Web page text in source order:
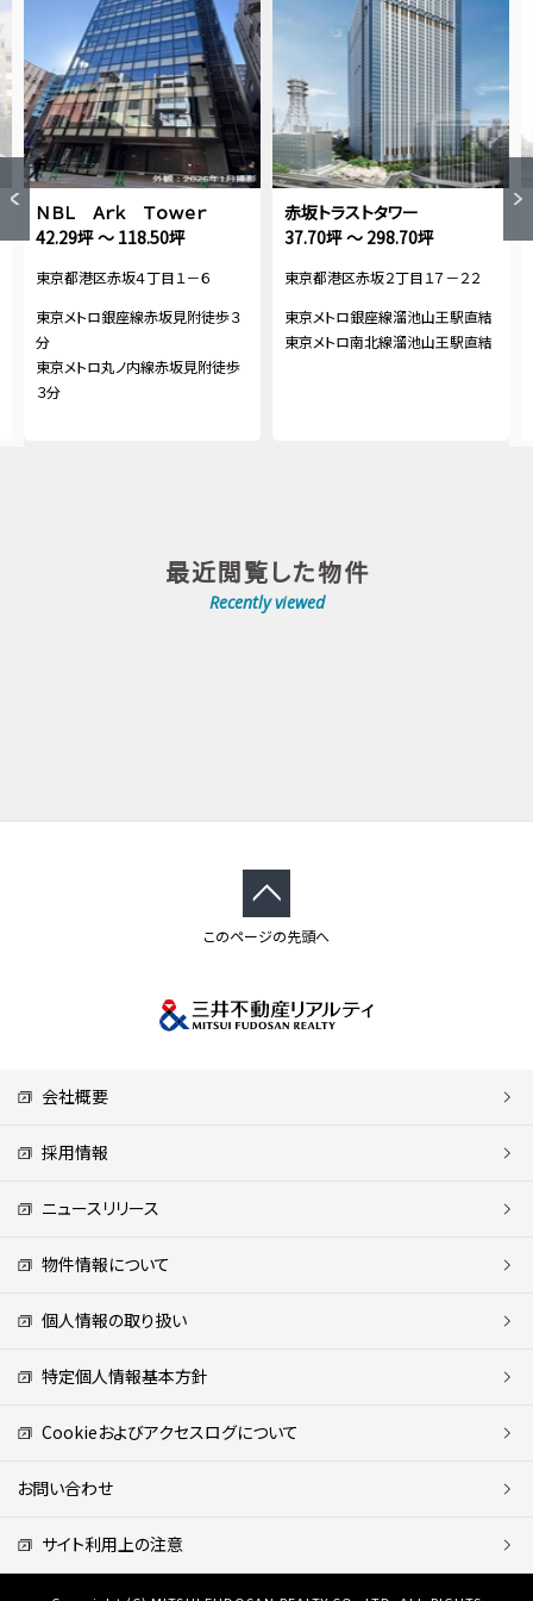
ＮＢＬ Ａｒｋ Ｔｏｗｅｒ
42.29坪 ～ 118.50坪
東京都港区赤坂４丁目１－６
東京メトロ銀座線赤坂見附徒歩３
分
東京メトロ丸ノ内線赤坂見附徒歩
３分
赤坂トラストタワー
37.70坪 ～ 298.70坪
東京都港区赤坂２丁目１７－２２
東京メトロ銀座線溜池山王駅直結
東京メトロ南北線溜池山王駅直結
最近閲覧した物件
Recently viewed
このページの先頭へ
会社概要
採用情報
ニュースリリース
物件情報について
個人情報の取り扱い
特定個人情報基本方針
Cookieおよびアクセスログについて
お問い合わせ
サイト利用上の注意